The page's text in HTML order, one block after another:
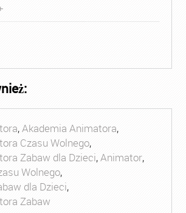
,Akademia Animatora,
Czasu Wolnego,
Zabaw dla Dzieci,Animator,
Wolnego,
dla Dzieci,
Zabaw